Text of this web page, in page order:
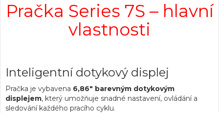
Pračka Series 7S – hlavní
vlastnosti
Inteligentní dotykový displej
Pračka je vybavena 6,86" barevným dotykovým
displejem, který umožňuje snadné nastavení, ovládání a
sledování každého pracího cyklu.